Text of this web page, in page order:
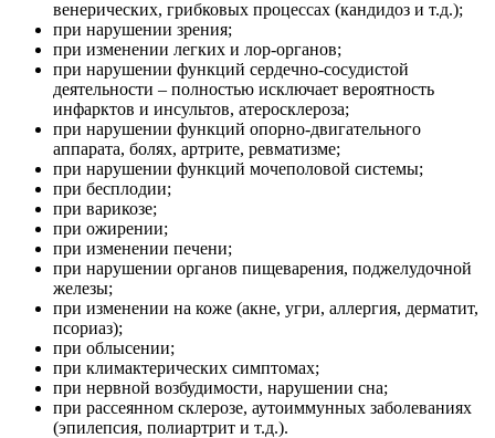
венерических, грибковых процессах (кандидоз и т.д.);
при нарушении зрения;
при изменении легких и лор-органов;
при нарушении функций сердечно-сосудистой
деятельности – полностью исключает вероятность
инфарктов и инсультов, атеросклероза;
при нарушении функций опорно-двигательного
аппарата, болях, артрите, ревматизме;
при нарушении функций мочеполовой системы;
при бесплодии;
при варикозе;
при ожирении;
при изменении печени;
при нарушении органов пищеварения, поджелудочной
железы;
при изменении на коже (акне, угри, аллергия, дерматит,
псориаз);
при облысении;
при климактерических симптомах;
при нервной возбудимости, нарушении сна;
при рассеянном склерозе, аутоиммунных заболеваниях
(эпилепсия, полиартрит и т.д.).